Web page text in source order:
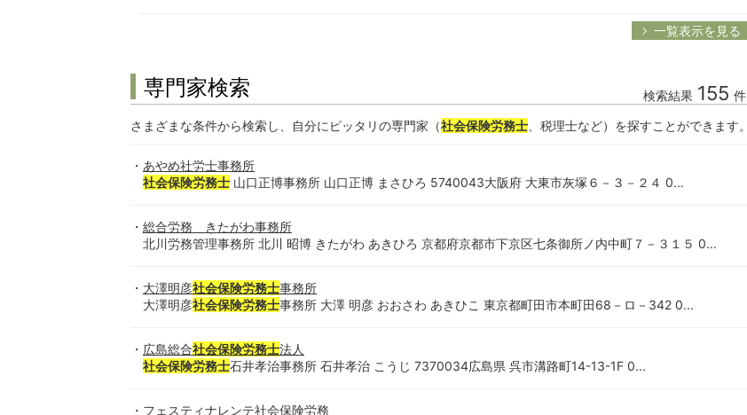
一覧表示を見る
専門家検索 検索結果 155 件
さまざまな条件から検索し、自分にピッタリの専門家（社会保険労務士 、税理士など）を探すことができます。
あやめ社労士事務所
社会保険労務士 山口正博事務所 山口正博 まさひろ 5740043大阪府 大東市灰塚６－３－２４ 0...
総合労務 きたがわ事務所
北川労務管理事務所 北川 昭博 きたがわ あきひろ 京都府京都市下京区七条御所ノ内中町７－３１５ 0...
大澤明彦社会保険労務士事務所
大澤明彦社会保険労務士事務所 大澤 明彦 おおさわ あきひこ 東京都町田市本町田68－ロ－342 0...
広島総合社会保険労務士法人
社会保険労務士石井孝治事務所 石井孝治 こうじ 7370034広島県 呉市溝路町14-13-1F 0...
フェスティナレンテ社会保険労務